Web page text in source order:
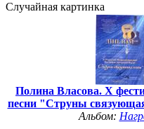
Случайная картинка
Полина Власова. Х
песни "Струны
Альбом: